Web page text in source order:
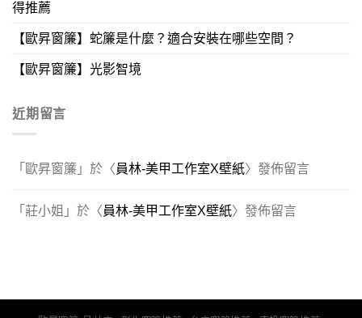
得推薦
【歐昇窗簾】蛇簾是什麼？適合安裝在哪些空間？
【歐昇窗簾】光影智境
近期留言
「 歐昇窗簾 」於〈員林-美甲工作室X壁紙〉發佈留言
「 莊小姐 」於〈員林-美甲工作室X壁紙〉發佈留言